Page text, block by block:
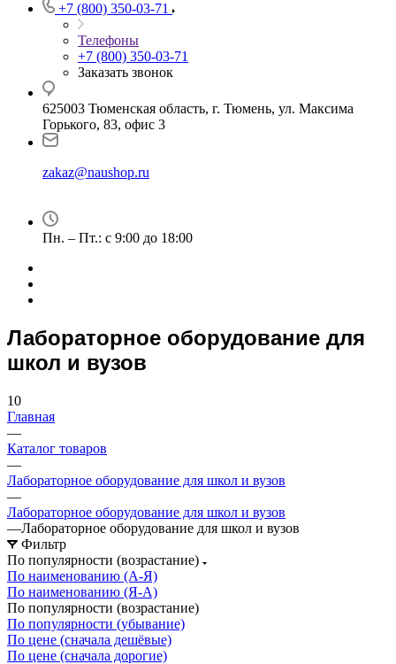
+7 (800) 350-03-71
Телефоны
+7 (800) 350-03-71
Заказать звонок
625003 Тюменская область, г. Тюмень, ул. Максима
Горького, 83, офис 3
zakaz@naushop.ru
Пн. – Пт.: с 9:00 до 18:00
Лабораторное оборудование для
школ и вузов
10
Главная
—
Каталог товаров
—
Лабораторное оборудование для школ и вузов
—
Лабораторное оборудование для школ и вузов
—Лабораторное оборудование для школ и вузов
Фильтр
По популярности (возрастание)
По наименованию (А-Я)
По наименованию (Я-А)
По популярности (возрастание)
По популярности (убывание)
По цене (сначала дешёвые)
По цене (сначала дорогие)